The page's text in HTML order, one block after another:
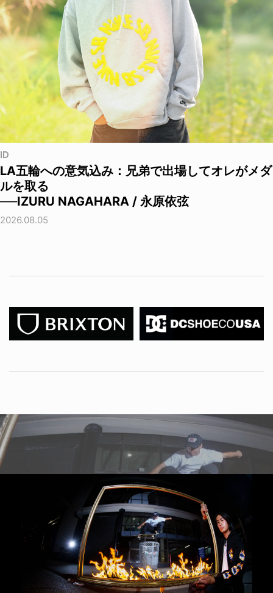
ID
LA五輪への意気込み：兄弟で出場してオレがメダ
ルを取る
──IZURU NAGAHARA / 永原依弦
2026.08.05